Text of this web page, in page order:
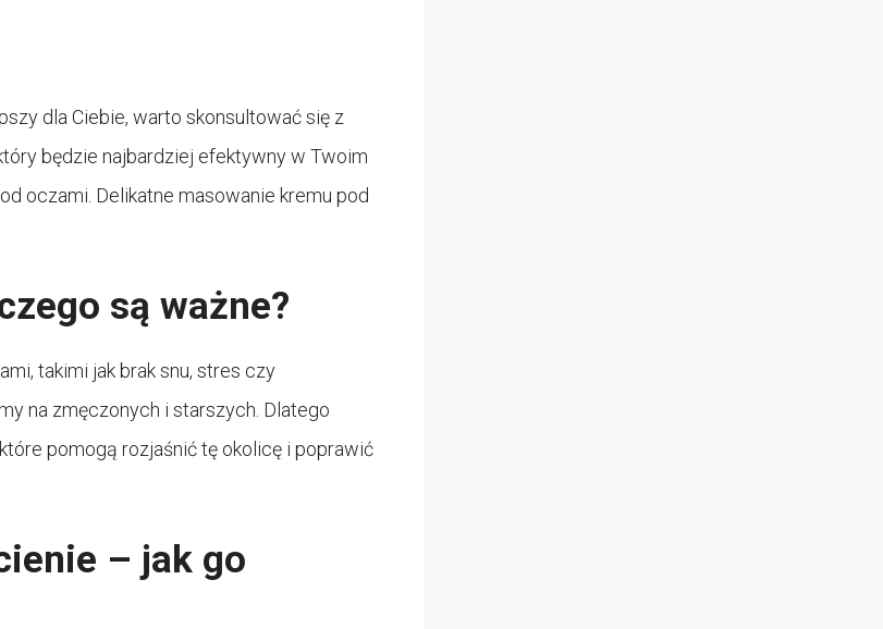
dla Ciebie, warto skonsultować się z
będzie najbardziej efektywny w Twoim
oczami. Delikatne masowanie kremu pod
są ważne?
takimi jak brak snu, stres czy
na zmęczonych i starszych. Dlatego
pomogą rozjaśnić tę okolicę i poprawić
– jak go